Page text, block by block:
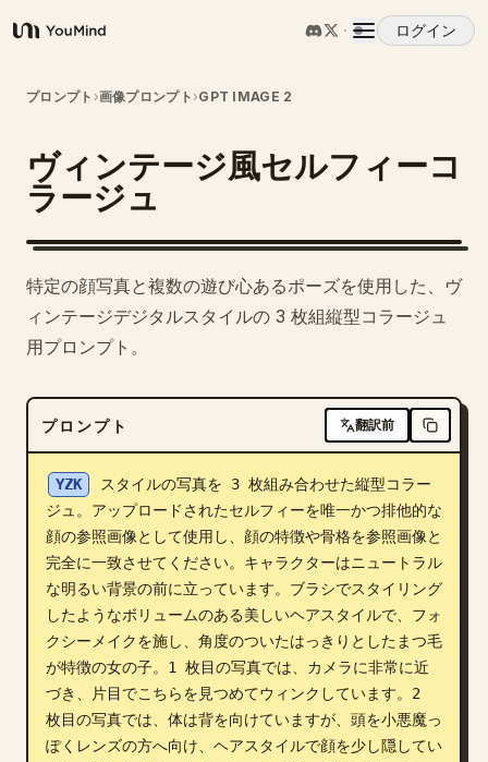
YouMind
ログイン
概要
ユースケース
スキル
プロンプト
ダウンロード
ブログ
更新情報
プロンプト ›画像プロンプト ›GPT IMAGE 2
ヴィンテージ風セルフィーコ
ラージュ
特定の顔写真と複数の遊び心あるポーズを使用した、ヴ
ィンテージデジタルスタイルの 3 枚組縦型コラージュ
用プロンプト。
プロンプト 翻訳前
YZK
スタイルの写真を 3 枚組み合わせた縦型コラー
ジュ。アップロードされたセルフィーを唯一かつ排他的な
顔の参照画像として使用し、顔の特徴や骨格を参照画像と
完全に一致させてください。キャラクターはニュートラル
な明るい背景の前に立っています。ブラシでスタイリング
したようなボリュームのある美しいヘアスタイルで、フォ
クシーメイクを施し、角度のついたはっきりとしたまつ毛
が特徴の女の子。1 枚目の写真では、カメラに非常に近
づき、片目でこちらを見つめてウィンクしています。2
枚目の写真では、体は背を向けていますが、頭を小悪魔っ
ぽくレンズの方へ向け、ヘアスタイルで顔を少し隠してい